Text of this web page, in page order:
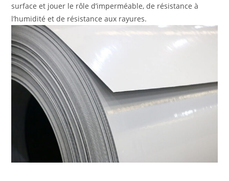
surface et jouer le rôle d’imperméable, de résistance à
l’humidité et de résistance aux rayures.